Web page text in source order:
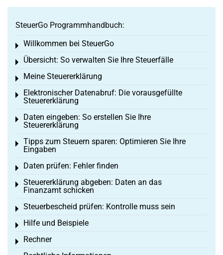
SteuerGo Programmhandbuch:
Willkommen bei SteuerGo
Toggle menu
Übersicht: So verwalten Sie Ihre Steuerfälle
Toggle menu
Meine Steuererklärung
Toggle menu
Elektronischer Datenabruf: Die vorausgefüllte
Steuererklärung
Toggle menu
Daten eingeben: So erstellen Sie Ihre
Steuererklärung
Toggle menu
Tipps zum Steuern sparen: Optimieren Sie Ihre
Eingaben
Toggle menu
Daten prüfen: Fehler finden
Toggle menu
Steuererklärung abgeben: Daten an das
Finanzamt schicken
Toggle menu
Steuerbescheid prüfen: Kontrolle muss sein
Toggle menu
Hilfe und Beispiele
Toggle menu
Rechner
Toggle menu